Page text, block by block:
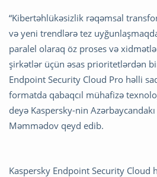
“Kibertəhlükəsizlik rəqəmsal
və yeni trendlərə tez
paralel olaraq öz proses və
şirkətlər üçün əsas prioritetlərdən
Endpoint Security Cloud Pro həlli
formatda qabaqcıl mühafizə
deyə Kaspersky-nin
Məmmədov qeyd edib.
Kaspersky Endpoint Security Cloud